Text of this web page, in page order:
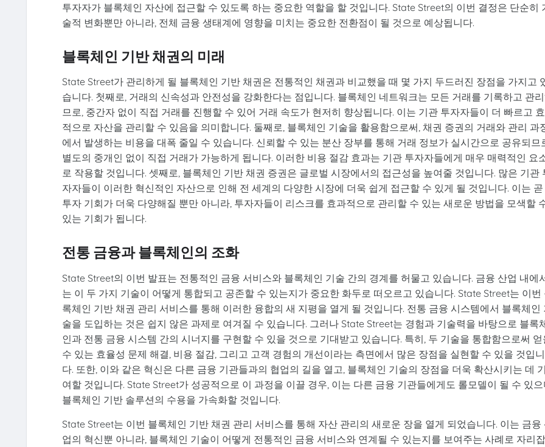
투자자가 블록체인 자산에 접근할 수 있도록 하는 중요한 역할을 할 것입니다. State Street의 이번 결정은 단순히
술적 변화뿐만 아니라, 전체 금융 생태계에 영향을 미치는 중요한 전환점이 될 것으로 예상됩니다.
블록체인 기반 채권의 미래
State Street가 관리하게 될 블록체인 기반 채권은 전통적인 채권과 비교했을 때 몇 가지 두드러진 장점을 가지고
습니다. 첫째로, 거래의 신속성과 안전성을 강화한다는 점입니다. 블록체인 네트워크는 모든 거래를 기록하고 관
므로, 중간자 없이 직접 거래를 진행할 수 있어 거래 속도가 현저히 향상됩니다. 이는 기관 투자자들이 더 빠르고
적으로 자산을 관리할 수 있음을 의미합니다. 둘째로, 블록체인 기술을 활용함으로써, 채권 증권의 거래와 관리 과
에서 발생하는 비용을 대폭 줄일 수 있습니다. 신뢰할 수 있는 분산 장부를 통해 거래 정보가 실시간으로 공유되므
별도의 중개인 없이 직접 거래가 가능하게 됩니다. 이러한 비용 절감 효과는 기관 투자자들에게 매우 매력적인 요
로 작용할 것입니다. 셋째로, 블록체인 기반 채권 증권은 글로벌 시장에서의 접근성을 높여줄 것입니다. 많은 기관
자자들이 이러한 혁신적인 자산으로 인해 전 세계의 다양한 시장에 더욱 쉽게 접근할 수 있게 될 것입니다. 이는 곧
투자 기회가 더욱 다양해질 뿐만 아니라, 투자자들이 리스크를 효과적으로 관리할 수 있는 새로운 방법을 모색할
있는 기회가 됩니다.
전통 금융과 블록체인의 조화
State Street의 이번 발표는 전통적인 금융 서비스와 블록체인 기술 간의 경계를 허물고 있습니다. 금융 산업 내에
는 이 두 가지 기술이 어떻게 통합되고 공존할 수 있는지가 중요한 화두로 떠오르고 있습니다. State Street는 이번
록체인 기반 채권 관리 서비스를 통해 이러한 융합의 새 지평을 열게 될 것입니다. 전통 금융 시스템에서 블록체인
술을 도입하는 것은 쉽지 않은 과제로 여겨질 수 있습니다. 그러나 State Street는 경험과 기술력을 바탕으로 블록
인과 전통 금융 시스템 간의 시너지를 구현할 수 있을 것으로 기대받고 있습니다. 특히, 두 기술을 통합함으로써 얻
수 있는 효율성 문제 해결, 비용 절감, 그리고 고객 경험의 개선이라는 측면에서 많은 장점을 실현할 수 있을 것입니
다. 또한, 이와 같은 혁신은 다른 금융 기관들과의 협업의 길을 열고, 블록체인 기술의 장점을 더욱 확산시키는 데 기
여할 것입니다. State Street가 성공적으로 이 과정을 이끌 경우, 이는 다른 금융 기관들에게도 롤모델이 될 수 있으
블록체인 기반 솔루션의 수용을 가속화할 것입니다.
State Street는 이번 블록체인 기반 채권 관리 서비스를 통해 자산 관리의 새로운 장을 열게 되었습니다. 이는 금융
업의 혁신뿐 아니라, 블록체인 기술이 어떻게 전통적인 금융 서비스와 연계될 수 있는지를 보여주는 사례로 자리잡